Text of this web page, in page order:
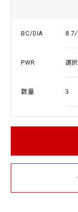
BC/DIA 8.7/
PWR
数量 3